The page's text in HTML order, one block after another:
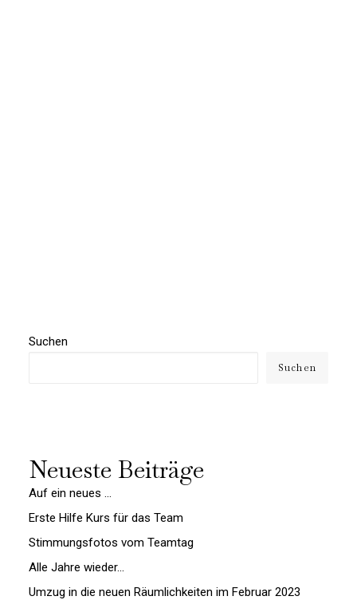
Suchen
Suchen
Neueste Beiträge
Auf ein neues …
Erste Hilfe Kurs für das Team
Stimmungsfotos vom Teamtag
Alle Jahre wieder…
Umzug in die neuen Räumlichkeiten im Februar 2023